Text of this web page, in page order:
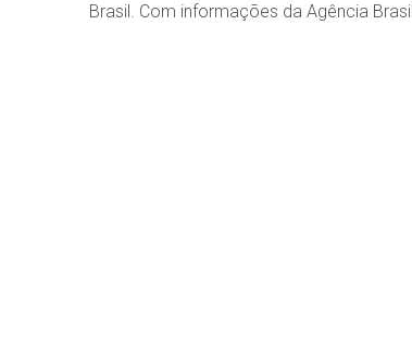
Brasil. Com informações da Agência Brasil